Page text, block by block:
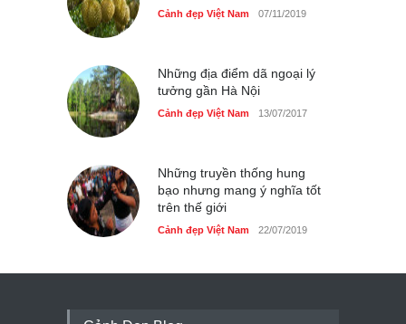
Cảnh đẹp Việt Nam 07/11/2019
Những địa điểm dã ngoại lý
tưởng gần Hà Nội
Cảnh đẹp Việt Nam 13/07/2017
Những truyền thống hung
bạo nhưng mang ý nghĩa tốt
trên thế giới
Cảnh đẹp Việt Nam 22/07/2019